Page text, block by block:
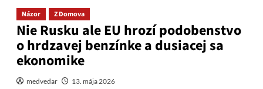
Názor Z Domova
Nie Rusku ale EU hrozí podobenstvo
o hrdzavej benzínke a dusiacej sa
ekonomike
medvedar 13. mája 2026